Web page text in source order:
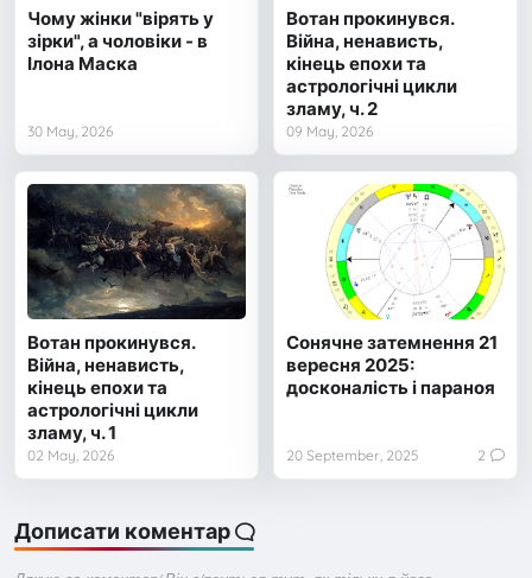
Чому жінки "вірять у
зірки", а чоловіки - в
Ілона Маска
30 May, 2026
Вотан прокинувся.
Війна, ненависть,
кінець епохи та
астрологічні цикли
зламу, ч. 2
09 May, 2026
Вотан прокинувся.
Війна, ненависть,
кінець епохи та
астрологічні цикли
зламу, ч. 1
02 May, 2026
Сонячне затемнення 21
вересня 2025:
досконалість і параноя
20 September, 2025 2
Дописати коментар